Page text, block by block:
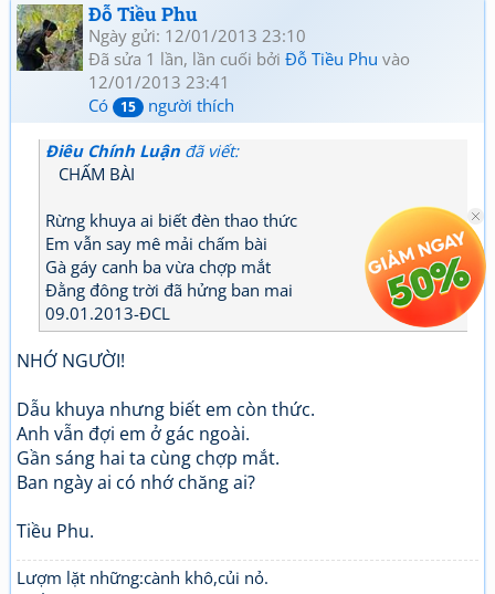
Đỗ Tiều Phu
Ngày gửi: 12/01/2013 23:10
Đã sửa 1 lần, lần cuối bởi Đỗ Tiều Phu vào
12/01/2013 23:41
Có
15 người thích
Điêu Chính Luận đã viết:
CHẤM BÀI
Rừng khuya ai biết đèn thao thức
Em vẫn say mê mải chấm bài
Gà gáy canh ba vừa chợp mắt
Đằng đông trời đã hửng ban mai
09.01.2013-ĐCL
NHỚ NGƯỜI!
Dẫu khuya nhưng biết em còn thức.
Anh vẫn đợi em ở gác ngoài.
Gần sáng hai ta cùng chợp mắt.
Ban ngày ai có nhớ chăng ai?
Tiều Phu.
Lượm lặt những:cành khô,củi nỏ.